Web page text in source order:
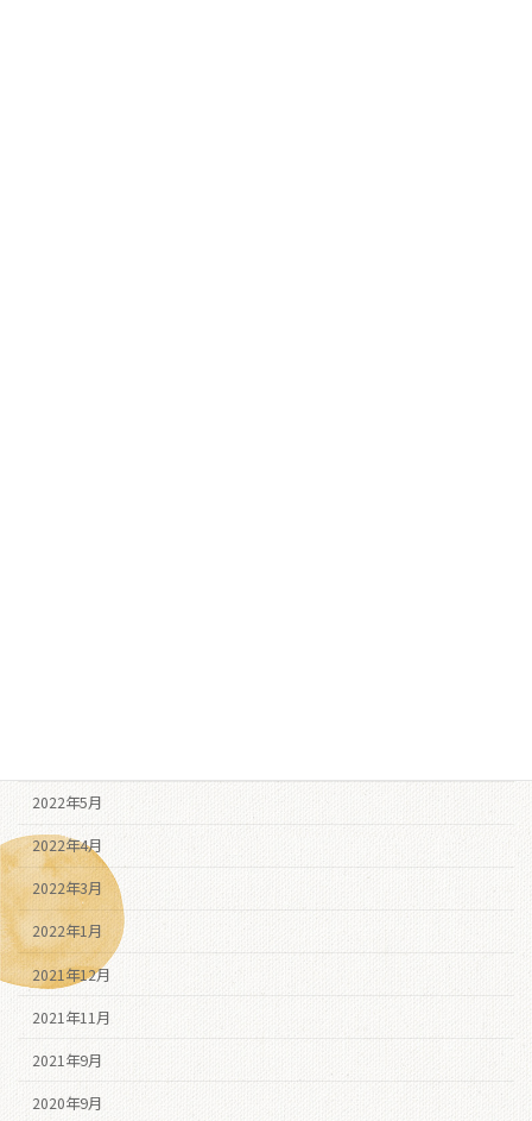
2022年5月
2022年4月
2022年3月
2022年1月
2021年12月
2021年11月
2021年9月
2020年9月